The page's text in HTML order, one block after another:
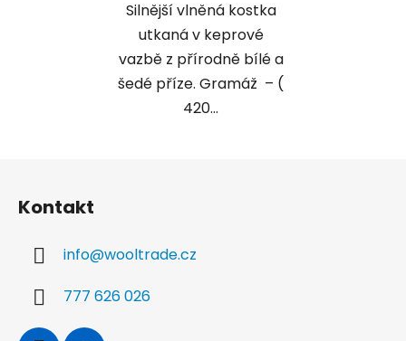
Silnější vlněná kostka
utkaná v keprové
vazbě z přírodně bílé a
šedé příze. Gramáž – (
420...
Kontakt
info@wooltrade.cz
777 626 026